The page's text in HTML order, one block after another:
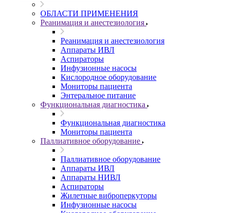
ОБЛАСТИ ПРИМЕНЕНИЯ
Реанимация и анестезиология
Реанимация и анестезиология
Аппараты ИВЛ
Аспираторы
Инфузионные насосы
Кислородное оборудование
Мониторы пациента
Энтеральное питание
Функциональная диагностика
Функциональная диагностика
Мониторы пациента
Паллиативное оборудование
Паллиативное оборудование
Аппараты ИВЛ
Аппараты НИВЛ
Аспираторы
Жилетные виброперкуторы
Инфузионные насосы